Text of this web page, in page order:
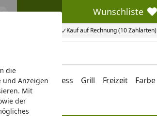
die
Anzeigen
Mit
der
Kauf auf Rechnung (10 Zahlarten)
Wunschliste
Wunschliste
Vordach Wellness Grill Freizeit Farbe